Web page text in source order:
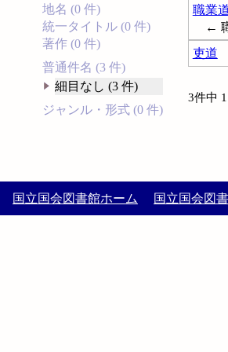
地名 (0 件)
統一タイトル (0 件)
著作 (0 件)
普通件名 (3 件)
細目なし (3 件)
ジャンル・形式 (0 件)
職業
←
吏道
3件中
国立国会図書館ホーム 国立国会図